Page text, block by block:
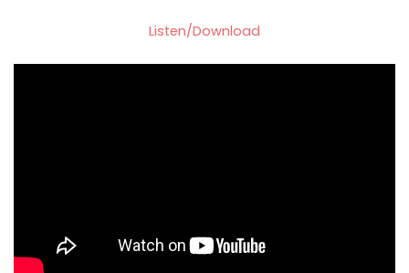
Listen/Download